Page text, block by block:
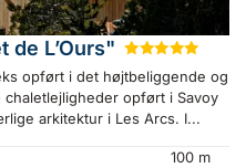
de L’Ours" ★★★★
opført i det højtbeliggende og
opført i Savoy
arkitektur i Les Arcs. I...
100 m